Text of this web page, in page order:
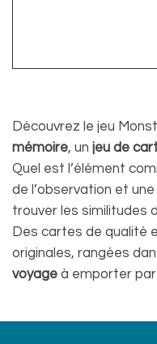
Découvrez le jeu
mémoire, un jeu de
Quel est l’élément
de l’observation et
trouver les similitudes
Des cartes de qualité
originales, rangées
voyage à emporter